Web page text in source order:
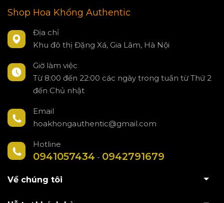
Shop Hoa Khổng Authentic
Địa chỉ
Khu đô thị Đặng Xá, Gia Lâm, Hà Nội
Giờ làm việc
Từ 8:00 đến 22:00 các ngày trong tuần từ Thứ 2
đến Chủ nhật
Email
hoakhongauthentic@gmail.com
Hotline
0941057434 - 0942791679
Về chúng tôi